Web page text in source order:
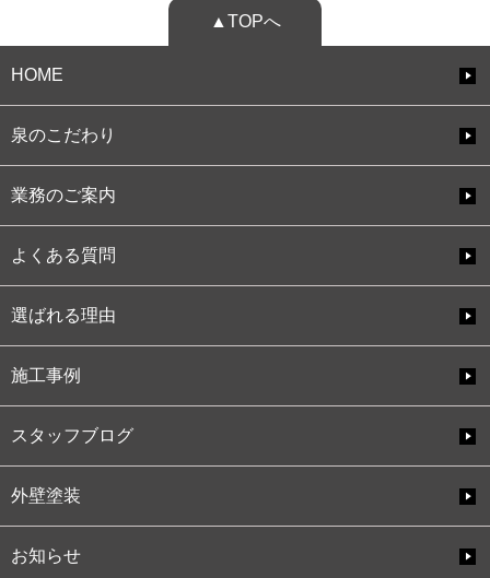
▲TOPへ
HOME
泉のこだわり
業務のご案内
よくある質問
選ばれる理由
施工事例
スタッフブログ
外壁塗装
お知らせ